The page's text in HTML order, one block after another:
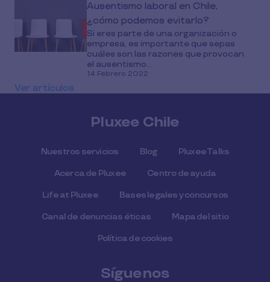
Ausentismo laboral en Chile,
¿cómo podemos evitarlo?
Si eres parte de una organización o
empresa, es importante que sepas
cuáles son las razones que provocan
el ausentismo...
14 Febrero 2022
Ver artículos
Pluxee Chile
Nuestros servicios Blog Pluxee Talks
Acerca de Pluxee Centro de ayuda
Life at Pluxee Bases legales y concursos
Canal de denuncias éticas Mapa del sitio
Política de cookies
Síguenos